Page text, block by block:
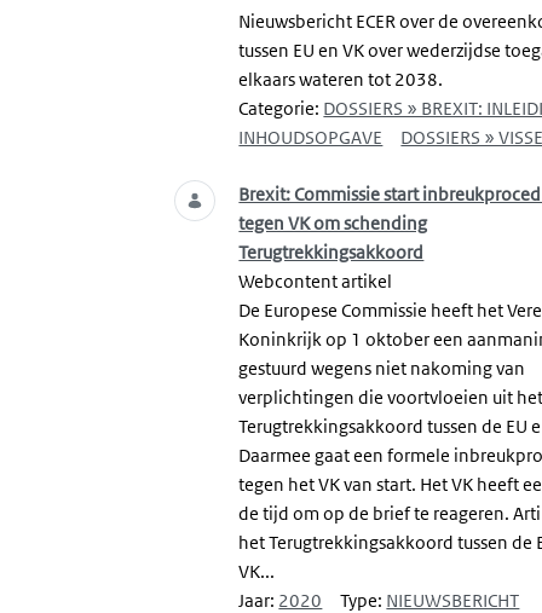
Nieuwsbericht ECER over de
tussen EU en VK over wederzijdse
elkaars wateren tot 2038.
Categorie: DOSSIERS » BREXIT:
INHOUDSOPGAVE
DOSSIERS »
Brexit: Commissie start
tegen VK om schending
Terugtrekkingsakkoord
Webcontent artikel
De Europese Commissie heeft het
Koninkrijk op 1 oktober een
gestuurd wegens niet nakoming van
verplichtingen die voortvloeien uit
Terugtrekkingsakkoord tussen de EU
Daarmee gaat een formele
tegen het VK van start. Het VK heeft
de tijd om op de brief te reageren.
het Terugtrekkingsakkoord tussen de
VK...
Jaar: 2020 Type: NIEUWSBERICHT